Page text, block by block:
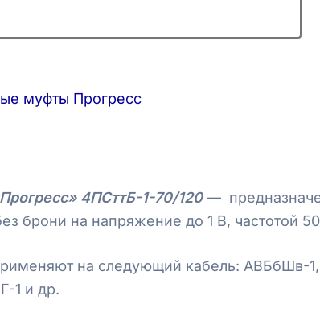
муфты Прогресс
4ПСттБ-1-70/120—
брони на напряжение до 1 В, частотой
на следующий кабель:
1 и др.